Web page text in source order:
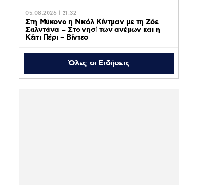
05.08.2026 | 21:32
Στη Μύκονο η Νικόλ Κίντμαν με τη Ζόε
Σαλντάνα – Στο νησί των ανέμων και η
Κέιτι Πέρι – Βίντεο
Όλες οι Ειδήσεις